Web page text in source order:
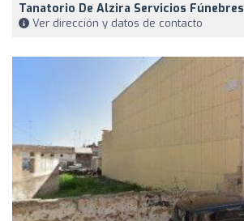
Tanatorio De Alzira Servicios Fúnebres
Ver dirección y datos de contacto